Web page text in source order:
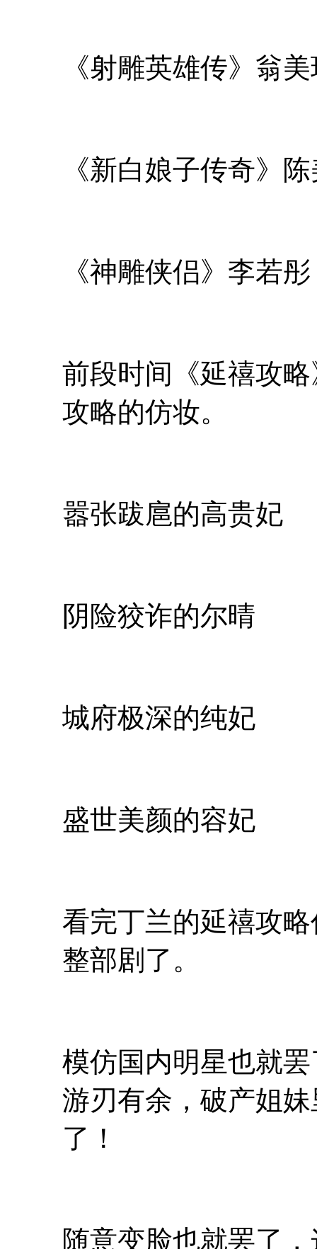
《射雕英雄传》翁
《新白娘子传奇》
《神雕侠侣》李若
前段时间《延禧攻
攻略的仿妆。
嚣张跋扈的高贵妃
阴险狡诈的尔晴
城府极深的纯妃
盛世美颜的容妃
看完丁兰的延禧攻
整部剧了。
模仿国内明星也就
游刃有余，破产姐
了！
随意变脸也就罢了